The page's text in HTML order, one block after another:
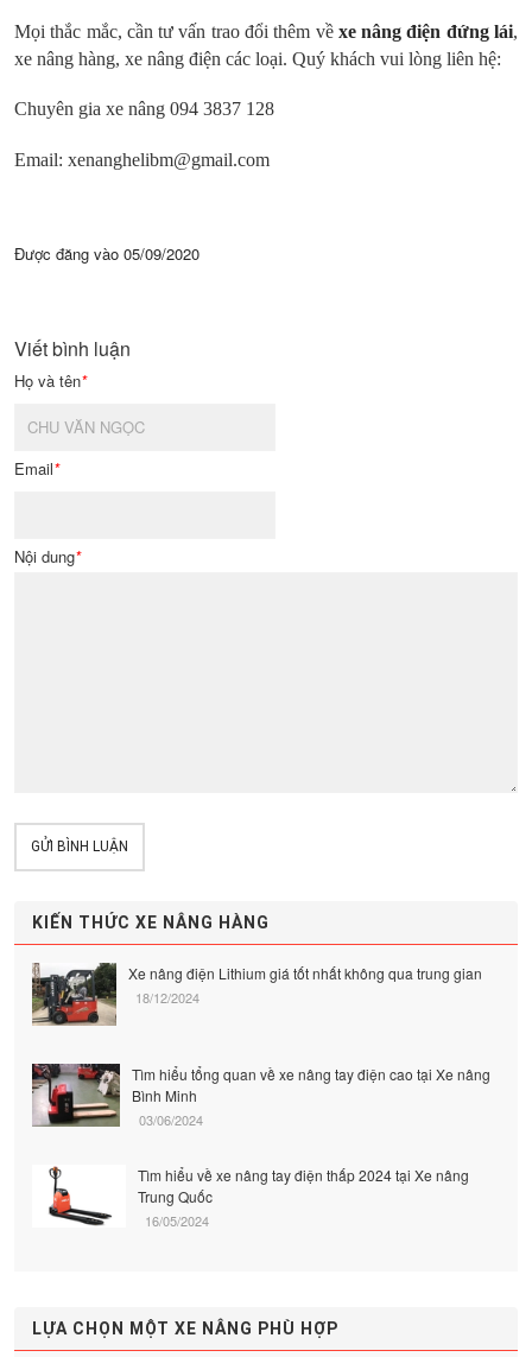
Mọi thắc mắc, cần tư vấn trao đổi thêm về xe nâng điện đứng lái,
xe nâng hàng, xe nâng điện các loại. Quý khách vui lòng liên hệ:
Chuyên gia xe nâng 094 3837 128
Email: xenanghelibm@gmail.com
Được đăng vào 05/09/2020
Viết bình luận
Họ và tên*
Email*
Nội dung*
GỬI BÌNH LUẬN
KIẾN THỨC XE NÂNG HÀNG
Xe nâng điện Lithium giá tốt nhất không qua trung gian
18/12/2024
Tìm hiểu tổng quan về xe nâng tay điện cao tại Xe nâng
Bình Minh
03/06/2024
Tìm hiểu về xe nâng tay điện thấp 2024 tại Xe nâng
Trung Quốc
16/05/2024
LỰA CHỌN MỘT XE NÂNG PHÙ HỢP